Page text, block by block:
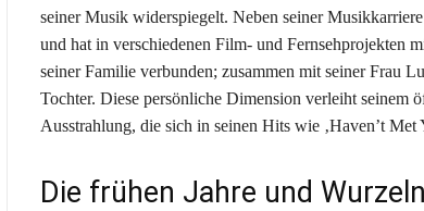
seiner Musik widerspiegelt. Neben seiner
und hat in verschiedenen Film- und Fernsehprojekten
seiner Familie verbunden; zusammen mit seiner Frau
Tochter. Diese persönliche Dimension verleiht seinem
Ausstrahlung, die sich in seinen Hits wie ‚Haven’t Met
Die frühen Jahre und